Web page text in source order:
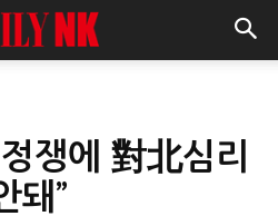
쟁에 對北심리
돼”